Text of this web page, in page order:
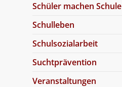
Schüler machen Schule
Schulleben
Schulsozialarbeit
Suchtprävention
Veranstaltungen